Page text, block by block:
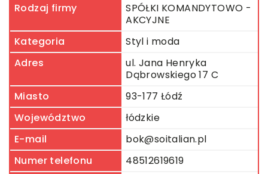
Rodzaj firmy
SPÓŁKI KOMANDYTOWO -
AKCYJNE
Kategoria
Styl i moda
Adres
ul. Jana Henryka
Dąbrowskiego 17 C
Miasto
93-177 Łódź
Województwo
łódzkie
E-mail
bok@soitalian.pl
Numer telefonu
48512619619